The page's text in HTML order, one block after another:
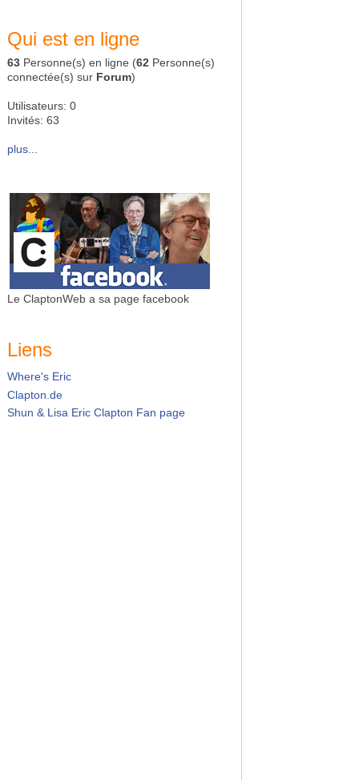
Qui est en ligne
63 Personne(s) en ligne (62 Personne(s)
connectée(s) sur Forum)
Utilisateurs: 0
Invités: 63
plus...
Le ClaptonWeb a sa page facebook
Liens
Where's Eric
Clapton.de
Shun & Lisa Eric Clapton Fan page